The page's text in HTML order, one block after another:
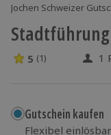
Jochen Schweizer
5 Sterne von 5 aus
5 (1) 1
Gutschein kaufen
Flexibel einlösbar